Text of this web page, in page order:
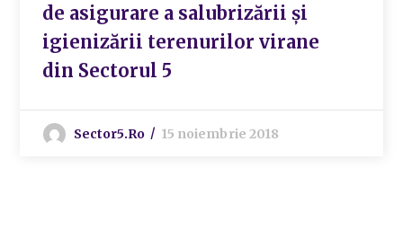
de asigurare a salubrizării și
igienizării terenurilor virane
din Sectorul 5
Sector5.ro 15 noiembrie 2018